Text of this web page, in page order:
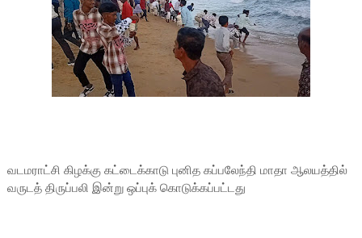
வடமராட்சி கிழக்கு கட்டைக்காடு புனித கப்பலேந்தி மாதா ஆலயத்தில்
வருடத் திருப்பலி இன்று ஒப்புக் கொடுக்கப்பட்டது